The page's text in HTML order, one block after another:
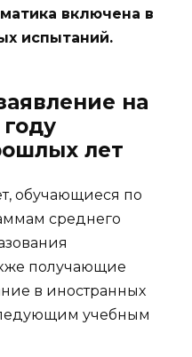
включена в
испытаний.
на
лет
обучающиеся по
среднего
получающие
в иностранных
учебным